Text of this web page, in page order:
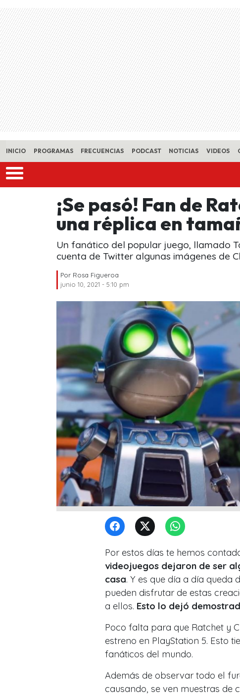
Skip to main content
INICIO PROGRAMAS FRECUENCIAS PODCAST NOTICIAS VIDEOS
¡Se pasó! Fan de
una réplica en
Un fanático del popular juego, llamado
cuenta de Twitter algunas imágenes de
Por Rosa Figueroa
junio 10, 2021 - 5:10 pm
Por estos días te hemos
videojuegos dejaron de ser
casa. Y es que día a día
pueden disfrutar de estas
a ellos. Esto lo dejó
Poco falta para que Ratchet y
estreno en PlayStation 5. Esto
fanáticos del mundo.
Además de observar todo el
causando, se ven muestras de